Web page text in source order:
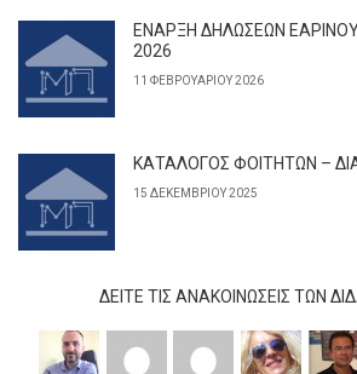
ΕΝΑΡΞΗ ΔΗΛΩΣΕΩΝ
2026
11 ΦΕΒΡΟΥΑΡΊΟΥ 2026
ΚΑΤΑΛΟΓΟΣ ΦΟΙΤΗΤΩΝ –
15 ΔΕΚΕΜΒΡΊΟΥ 2025
ΔΕΊΤΕ ΤΙΣ ΑΝΑΚΟΙΝΏΣΕΙΣ ΤΩΝ